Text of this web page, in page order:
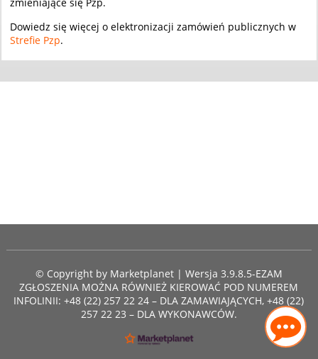
zmieniające się Pzp.
Dowiedz się więcej o elektronizacji zamówień publicznych w
Strefie Pzp.
© Copyright by Marketplanet| Wersja 3.9.8.5-EZAM
ZGŁOSZENIA MOŻNA RÓWNIEŻ KIEROWAĆ POD NUMEREM
INFOLINII: +48 (22) 257 22 24 – DLA ZAMAWIAJĄCYCH, +48 (22)
257 22 23 – DLA WYKONAWCÓW.